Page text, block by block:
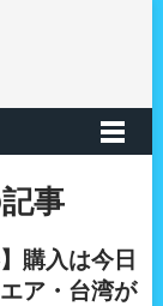
事
購入は今日
ア・台湾が